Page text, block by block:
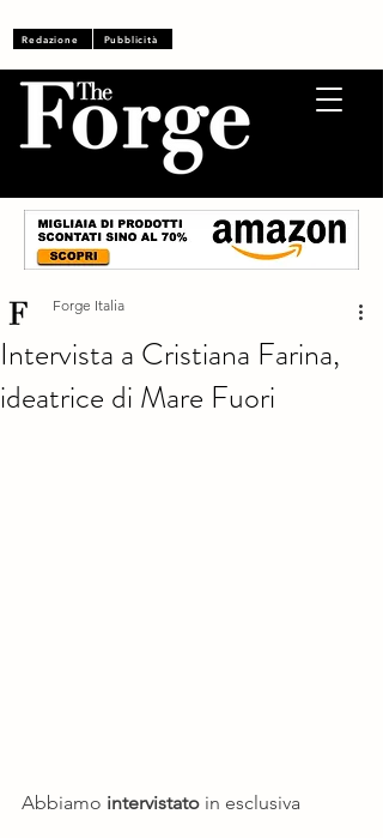
Redazione Pubblicità
Intervista a Cristiana Farina,
ideatrice di Mare Fuori
Forge Italia
Abbiamo intervistato in esclusiva